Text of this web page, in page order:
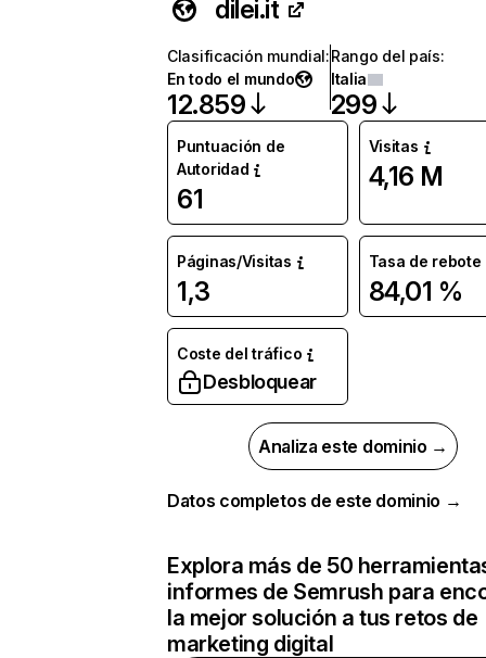
dilei.it
Clasificación mundial:
En todo el mundo
12.859
Rango del país:
Italia
299
Puntuación de
Autoridad
61
Visitas
4,16 M
Páginas/Visitas
1,3
Tasa de rebote
84,01 %
Coste del tráfico
Desbloquear
Analiza este dominio →
Datos completos de este dominio →
Explora más de 50
informes de Semrush para
la mejor solución a tus retos de
marketing digital